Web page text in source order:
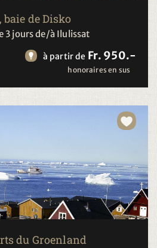
de Disko
3 jours de/à Ilulissat
à partir de Fr. 950.-
honoraires en sus
du Groenland